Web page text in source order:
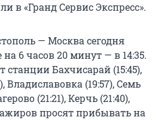
в «Гранд Сервис Экспресс».
— Москва сегодня
6 часов 20 минут — в 14:35.
станции Бахчисарай (15:45),
Владиславовка (19:57), Семь
(21:21), Керчь (21:40),
просят прибывать на